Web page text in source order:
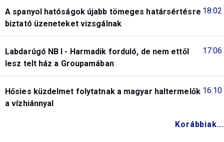
18:02
A spanyol hatóságok újabb tömeges határsértésre
biztató üzeneteket vizsgálnak
17:06
Labdarúgó NB I - Harmadik forduló, de nem ettől
lesz telt ház a Groupamában
16:10
Hősies küzdelmet folytatnak a magyar haltermelők
a vízhiánnyal
Korábbiak...